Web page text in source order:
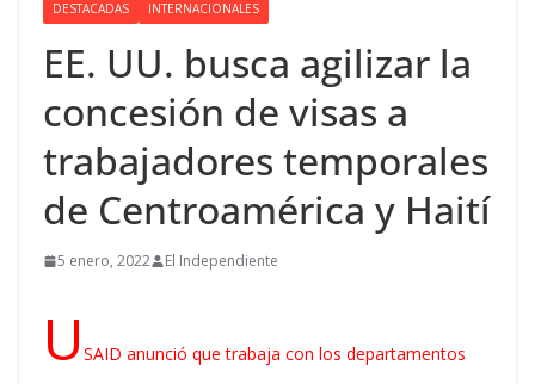
DESTACADAS INTERNACIONALES
EE. UU. busca agilizar la
concesión de visas a
trabajadores temporales
de Centroamérica y Haití
5 enero, 2022 El Independiente
U SAID anunció que trabaja con los departamentos